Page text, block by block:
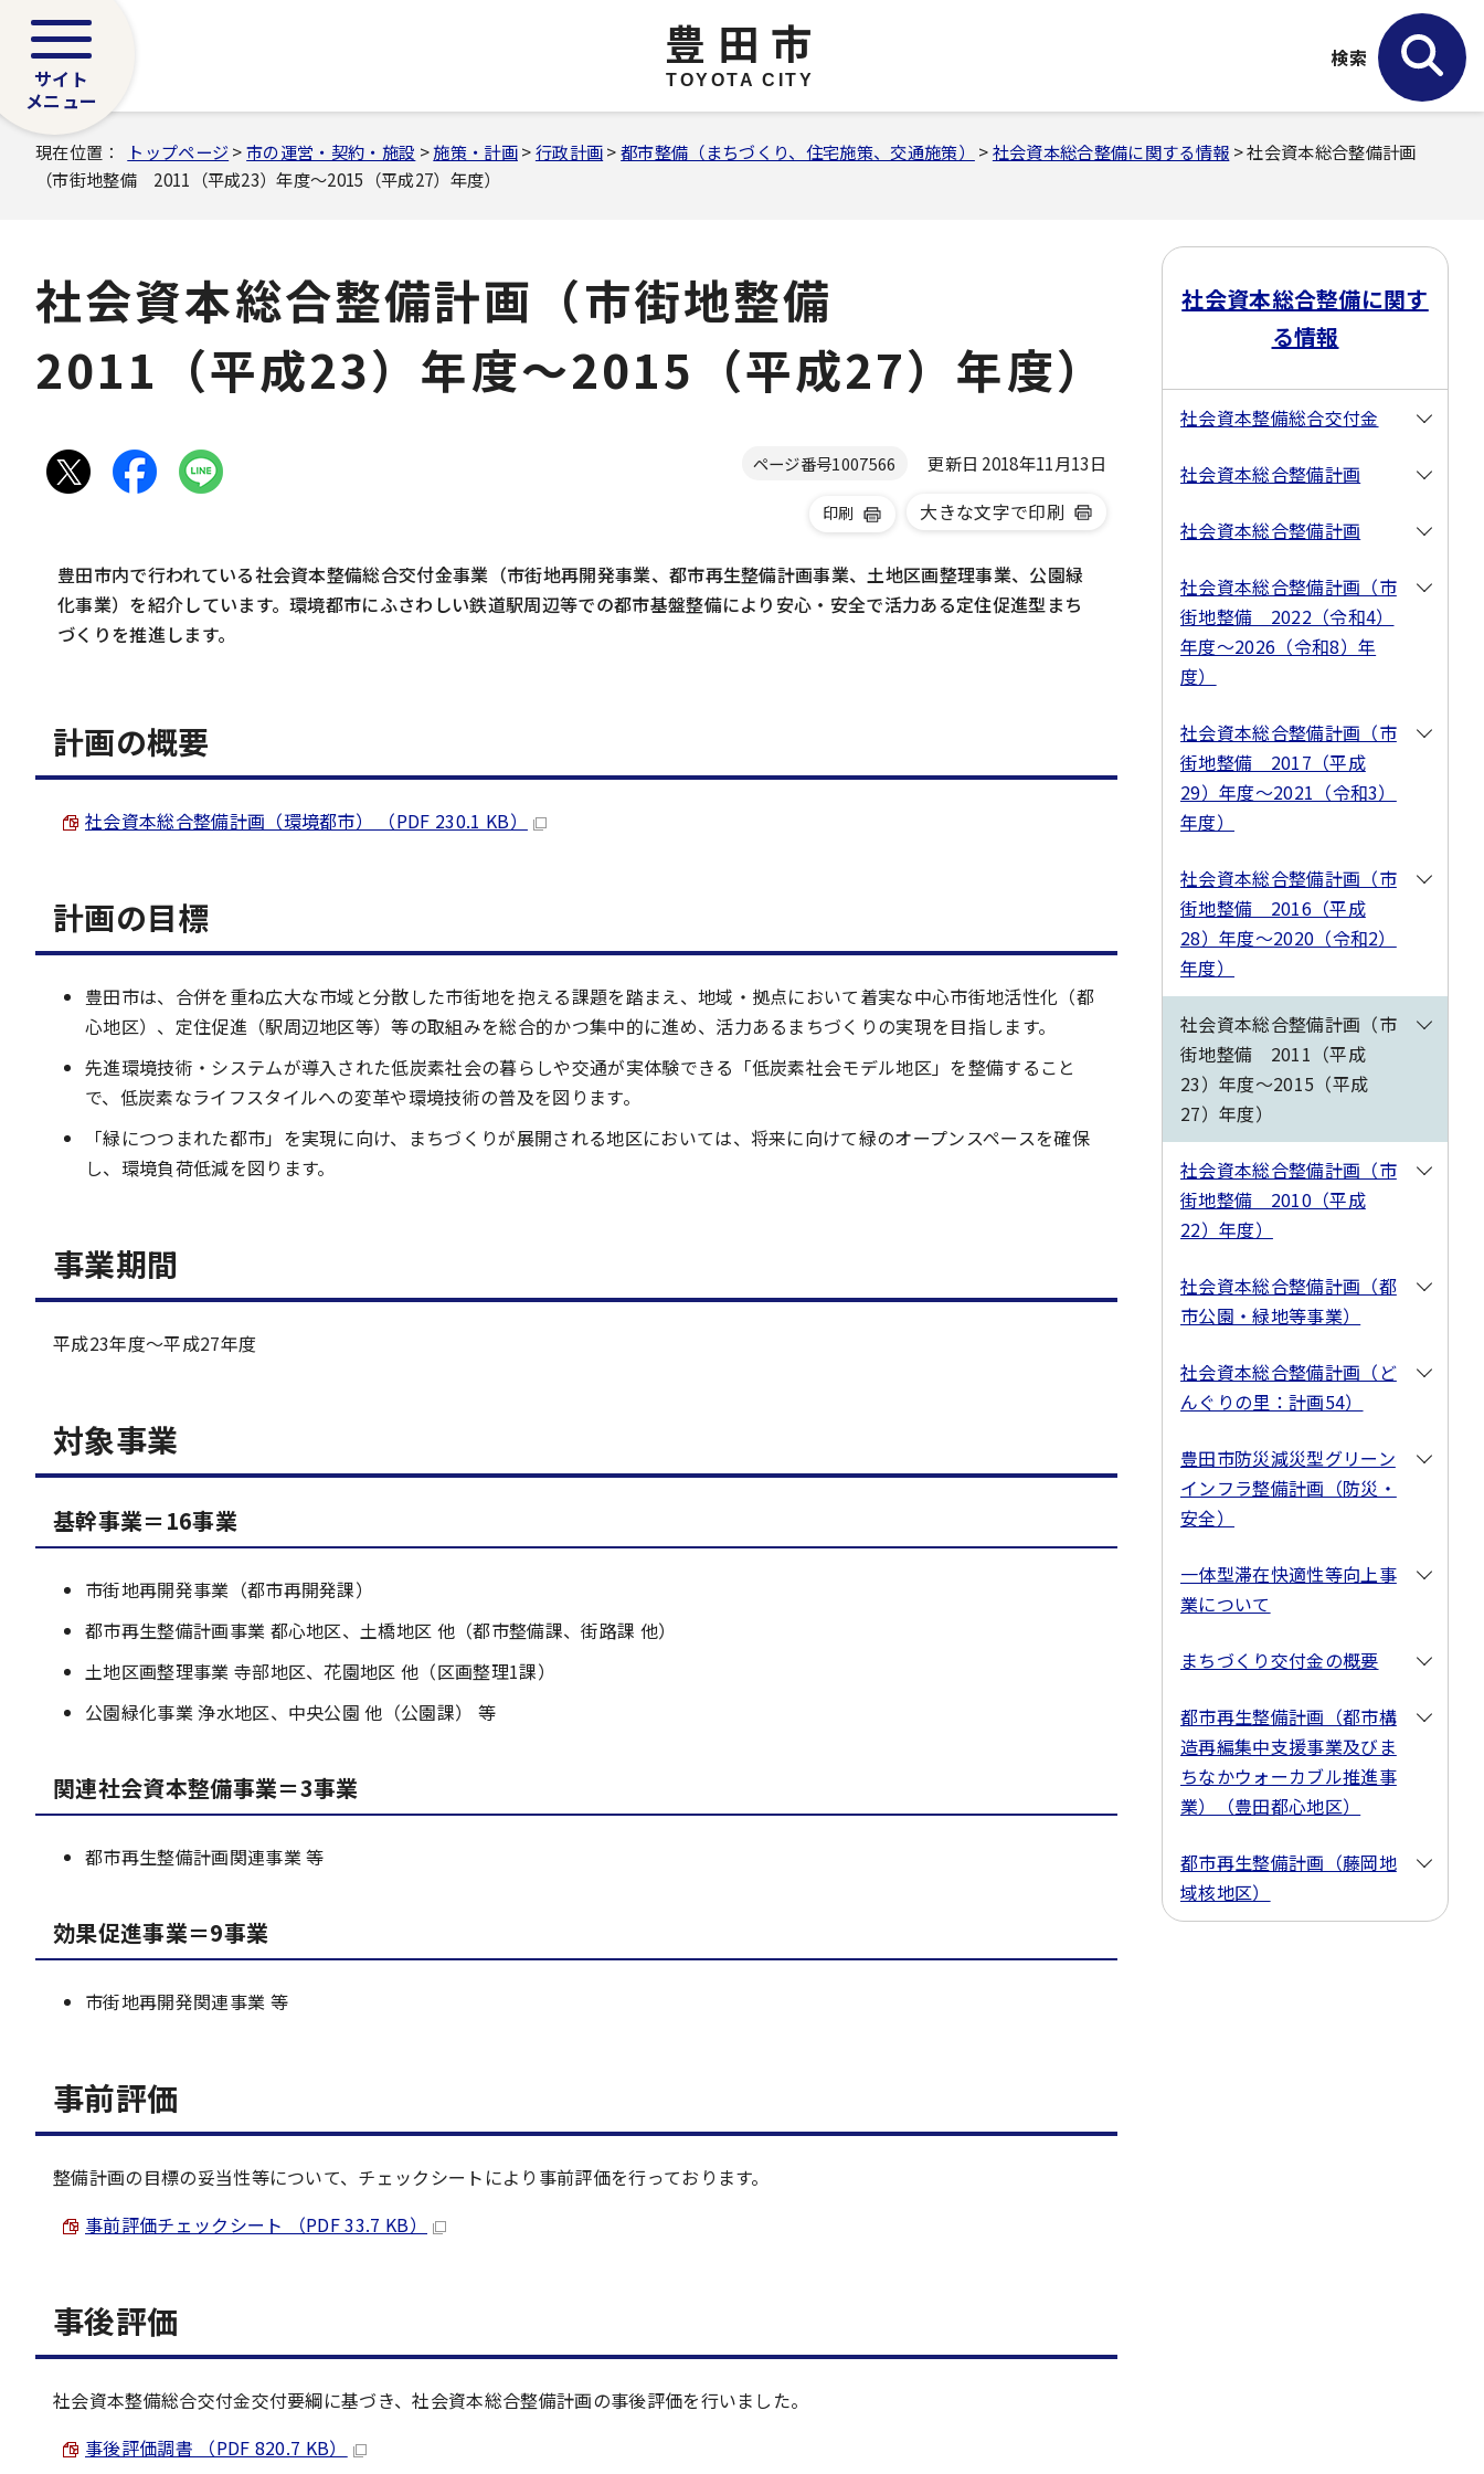
豊田市
TOYOTA CITY
サイト
メニュー
検索
現在位置： トップページ >市の運営・契約・施設 >施策・計画>行政計画>都市整備（まちづくり、住宅施策、交通施策） >社会資本総合整備に関する情報 > 社会資本総合整備計画
（市街地整備 2011（平成23）年度～2015（平成27）年度）
社会資本総合整備計画（市街地整備
2011（平成23）年度～2015（平成27）年度）
ページ番号1007566 更新日 2018年11月13日
印刷 大きな文字で印刷
豊田市内で行われている社会資本整備総合交付金事業（市街地再開発事業、都市再生整備計画事業、土地区画整理事業、公園緑
化事業）を紹介しています。環境都市にふさわしい鉄道駅周辺等での都市基盤整備により安心・安全で活力ある定住促進型まち
づくりを推進します。
計画の概要
社会資本総合整備計画（環境都市） （PDF 230.1 KB）
計画の目標
豊田市は、合併を重ね広大な市域と分散した市街地を抱える課題を踏まえ、地域・拠点において着実な中心市街地活性化（都
心地区）、定住促進（駅周辺地区等）等の取組みを総合的かつ集中的に進め、活力あるまちづくりの実現を目指します。
先進環境技術・システムが導入された低炭素社会の暮らしや交通が実体験できる「低炭素社会モデル地区」を整備すること
で、低炭素なライフスタイルへの変革や環境技術の普及を図ります。
「緑につつまれた都市」を実現に向け、まちづくりが展開される地区においては、将来に向けて緑のオープンスペースを確保
し、環境負荷低減を図ります。
事業期間
平成23年度～平成27年度
対象事業
基幹事業＝16事業
市街地再開発事業（都市再開発課）
都市再生整備計画事業 都心地区、土橋地区 他（都市整備課、街路課 他）
土地区画整理事業 寺部地区、花園地区 他（区画整理1課）
公園緑化事業 浄水地区、中央公園 他（公園課） 等
関連社会資本整備事業＝3事業
都市再生整備計画関連事業 等
効果促進事業＝9事業
市街地再開発関連事業 等
事前評価
整備計画の目標の妥当性等について、チェックシートにより事前評価を行っております。
事前評価チェックシート （PDF 33.7 KB）
事後評価
社会資本整備総合交付金交付要綱に基づき、社会資本総合整備計画の事後評価を行いました。
事後評価調書 （PDF 820.7 KB）
社会資本総合整備に関す
る情報
社会資本整備総合交付金
社会資本総合整備計画
社会資本総合整備計画
社会資本総合整備計画（市
街地整備 2022（令和4）
年度～2026（令和8）年
度）
社会資本総合整備計画（市
街地整備 2017（平成
29）年度～2021（令和3）
年度）
社会資本総合整備計画（市
街地整備 2016（平成
28）年度～2020（令和2）
年度）
社会資本総合整備計画（市
街地整備 2011（平成
23）年度～2015（平成
27）年度）
社会資本総合整備計画（市
街地整備 2010（平成
22）年度）
社会資本総合整備計画（都
市公園・緑地等事業）
社会資本総合整備計画（ど
んぐりの里：計画54）
豊田市防災減災型グリーン
インフラ整備計画（防災・
安全）
一体型滞在快適性等向上事
業について
まちづくり交付金の概要
都市再生整備計画（都市構
造再編集中支援事業及びま
ちなかウォーカブル推進事
業）（豊田都心地区）
都市再生整備計画（藤岡地
域核地区）